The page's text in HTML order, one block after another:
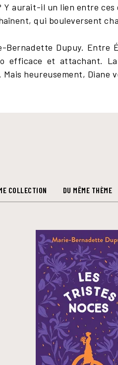
Y aurait-il un lien entre
qui bouleversent
Dupuy. Entre
et attachant. La
heureusement, Diane
COLLECTION DU MÊME THÈME